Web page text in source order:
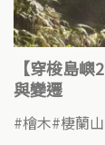
【穿梭島
與變遷
檜木 棲蘭山